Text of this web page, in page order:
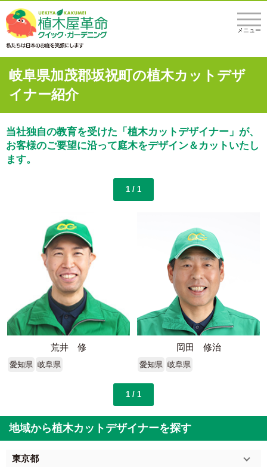
メニュー
岐阜県加茂郡坂祝町の植木カットデザ
イナー紹介
当社独自の教育を受けた「植木カットデザイナー」が、
お客様のご要望に沿って庭木をデザイン＆カットいたし
ます。
1 / 1
荒井 修
愛知県 岐阜県
岡田 修治
愛知県 岐阜県
1 / 1
地域から植木カットデザイナーを探す
東京都